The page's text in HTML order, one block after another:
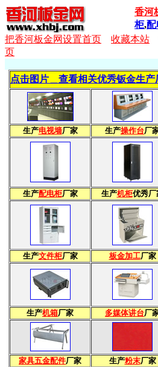
香河
柜,配
把香河板金网设置首页
收藏本站
页
点击图片＿查看相关优秀钣金生产
生产电视墙厂家 生产操作台厂
生产配电柜厂家 生产机柜优秀厂
生产文件柜厂家 板金加工厂家
生产机箱厂家 多媒体讲台厂
家具五金配件厂家 生产粉末厂家